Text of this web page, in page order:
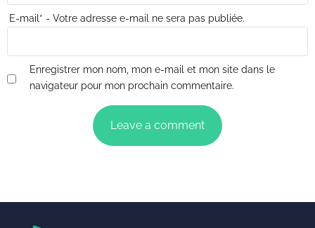
E-mail * - Votre adresse e-mail ne sera pas publiée.
Enregistrer mon nom, mon e-mail et mon site dans le
navigateur pour mon prochain commentaire.